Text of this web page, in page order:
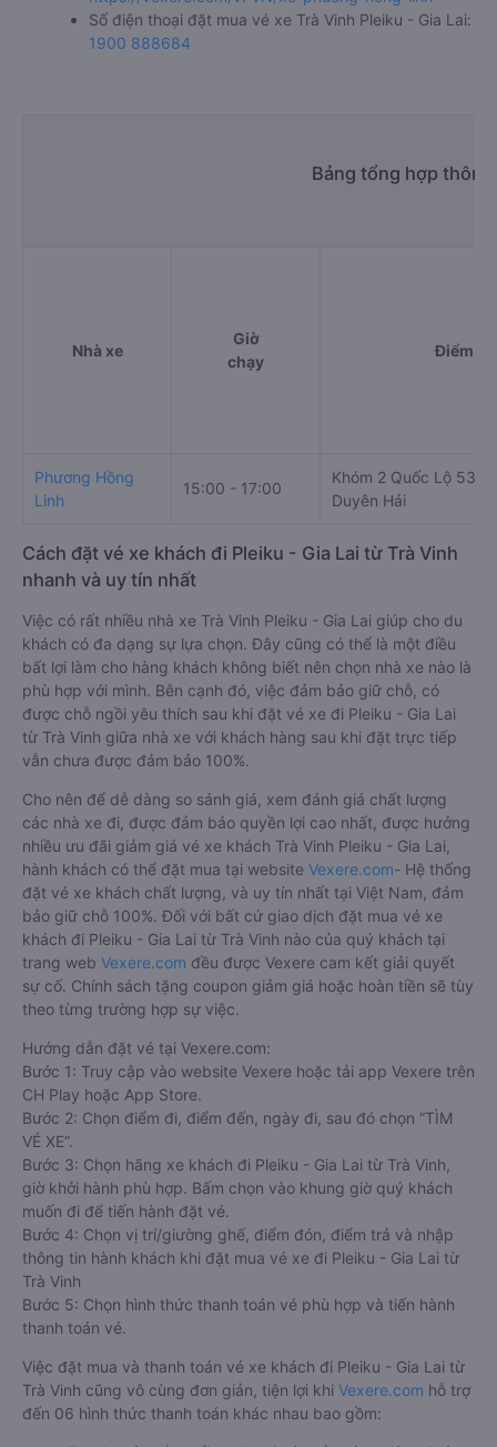
Số điện thoại đặt mua vé xe Trà Vinh Pleiku - Gia Lai:
1900 888684
Bảng tổng hợp
Nhà xe
Giờ
chạy
Điểm đi
Phương Hồng
Linh
15:00 - 17:00
Khóm 2 Quốc Lộ 53 -
Duyên Hải
Cách đặt vé xe khách đi Pleiku - Gia Lai từ Trà Vinh
nhanh và uy tín nhất
Việc có rất nhiều nhà xe Trà Vinh Pleiku - Gia Lai giúp cho du
khách có đa dạng sự lựa chọn. Đây cũng có thể là một điều
bất lợi làm cho hàng khách không biết nên chọn nhà xe nào là
phù hợp với mình. Bên cạnh đó, việc đảm bảo giữ chỗ, có
được chỗ ngồi yêu thích sau khi đặt vé xe đi Pleiku - Gia Lai
từ Trà Vinh giữa nhà xe với khách hàng sau khi đặt trực tiếp
vẫn chưa được đảm bảo 100%.
Cho nên để dễ dàng so sánh giá, xem đánh giá chất lượng
các nhà xe đi, được đảm bảo quyền lợi cao nhất, được hưởng
nhiều ưu đãi giảm giá vé xe khách Trà Vinh Pleiku - Gia Lai,
hành khách có thể đặt mua tại website Vexere.com- Hệ thống
đặt vé xe khách chất lượng, và uy tín nhất tại Việt Nam, đảm
bảo giữ chỗ 100%. Đối với bất cứ giao dịch đặt mua vé xe
khách đi Pleiku - Gia Lai từ Trà Vinh nào của quý khách tại
trang web Vexere.com đều được Vexere cam kết giải quyết
sự cố. Chính sách tặng coupon giảm giá hoặc hoàn tiền sẽ tùy
theo từng trường hợp sự việc.
Hướng dẫn đặt vé tại Vexere.com:
Bước 1: Truy cập vào website Vexere hoặc tải app Vexere trên
CH Play hoặc App Store.
Bước 2: Chọn điểm đi, điểm đến, ngày đi, sau đó chọn “TÌM
VÉ XE”.
Bước 3: Chọn hãng xe khách đi Pleiku - Gia Lai từ Trà Vinh,
giờ khởi hành phù hợp. Bấm chọn vào khung giờ quý khách
muốn đi để tiến hành đặt vé.
Bước 4: Chọn vị trí/giường ghế, điểm đón, điểm trả và nhập
thông tin hành khách khi đặt mua vé xe đi Pleiku - Gia Lai từ
Trà Vinh
Bước 5: Chọn hình thức thanh toán vé phù hợp và tiến hành
thanh toán vé.
Việc đặt mua và thanh toán vé xe khách đi Pleiku - Gia Lai từ
Trà Vinh cũng vô cùng đơn giản, tiện lợi khi Vexere.com hỗ trợ
đến 06 hình thức thanh toán khác nhau bao gồm: